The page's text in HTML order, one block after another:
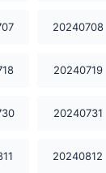
20240708
20240719
20240731
20240812